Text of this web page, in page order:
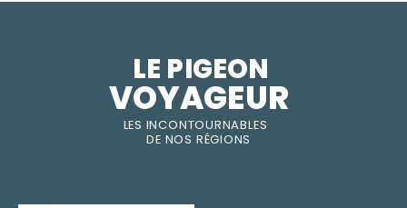
LES INCONTOURNABLES
DE NOS RÉGIONS
LE PIGEON
VOYAGEUR